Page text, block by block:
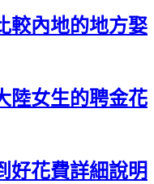
較內地的地方娶
陸女生的聘金花
好花費詳細說明